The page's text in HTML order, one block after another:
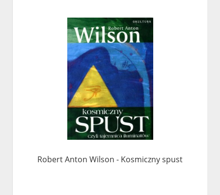
Robert Anton Wilson - Kosmiczny spust